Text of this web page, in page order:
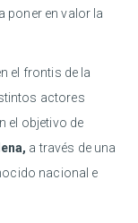
poner en valor la
el frontis de la
actores
el objetivo de
a través de una
nacional e